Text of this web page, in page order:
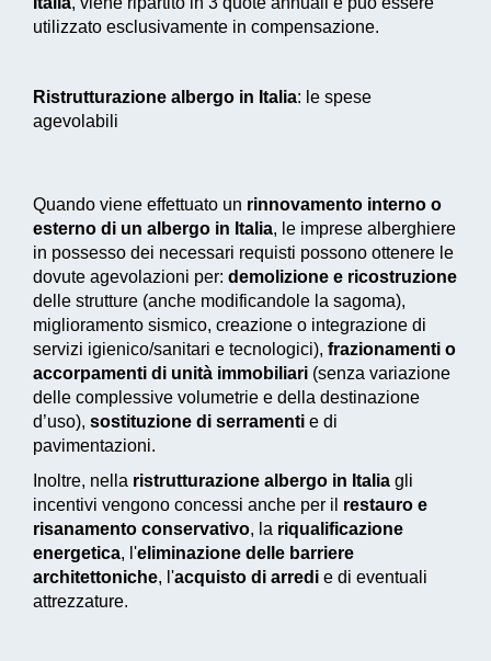
utilizzato esclusivamente in compensazione.
Ristrutturazione albergo in Italia: le spese
agevolabili
Quando viene effettuato un rinnovamento interno o
esterno di un albergo in Italia, le imprese alberghiere
in possesso dei necessari requisti possono ottenere le
dovute agevolazioni per: demolizione e ricostruzione
delle strutture (anche modificandole la sagoma),
miglioramento sismico, creazione o integrazione di
servizi igienico/sanitari e tecnologici), frazionamenti o
accorpamenti di unità immobiliari (senza variazione
delle complessive volumetrie e della destinazione
d’uso), sostituzione di serramenti e di
pavimentazioni.
Inoltre, nella ristrutturazione albergo in Italia gli
incentivi vengono concessi anche per il restauro e
risanamento conservativo, la riqualificazione
energetica, l'eliminazione delle barriere
architettoniche, l'acquisto di arredi e di eventuali
attrezzature.